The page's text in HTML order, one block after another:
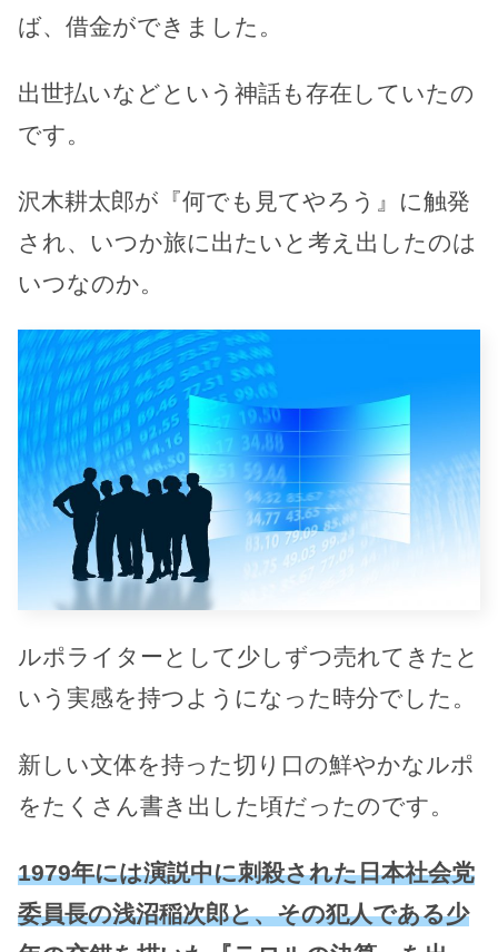
ば、借金ができました。
出世払いなどという神話も存在していたの
です。
沢木耕太郎が『何でも見てやろう』に触発
され、いつか旅に出たいと考え出したのは
いつなのか。
ルポライターとして少しずつ売れてきたと
いう実感を持つようになった時分でした。
新しい文体を持った切り口の鮮やかなルポ
をたくさん書き出した頃だったのです。
1979年には演説中に刺殺された日本社会党
委員長の浅沼稲次郎と、その犯人である少